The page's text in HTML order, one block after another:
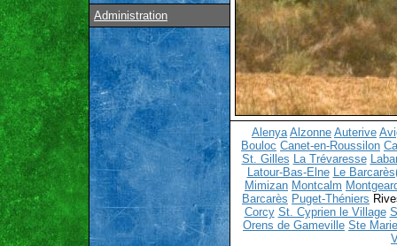
Administration
Alenya Alzonne Auterive
Bouloc Canet-en-Roussilon
St. Gilles La Trévaresse
Latour-Bas-Elne Le
Mimizan Montcalm
Barcarès Puget-Théniers
Corcy St. Cyprien le Village
Orens de Gameville Ste